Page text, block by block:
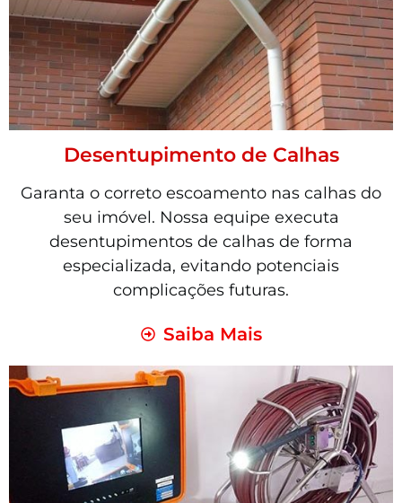
Desentupimento de Calhas
Garanta o correto escoamento nas calhas do
seu imóvel. Nossa equipe executa
desentupimentos de calhas de forma
especializada, evitando potenciais
complicações futuras.
Saiba Mais